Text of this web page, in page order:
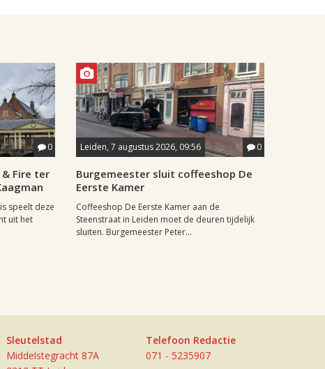
0
Fire ter
speelt deze
uit het
Leiden, 7 augustus 2026, 09:56 0
Burgemeester sluit coffeeshop De
Eerste Kamer
Coffeeshop De Eerste Kamer aan de
Steenstraat in Leiden moet de deuren tijdelijk
sluiten. Burgemeester Peter...
Sleutelstad
Middelstegracht 87A
Telefoon Redactie
071 - 5235907